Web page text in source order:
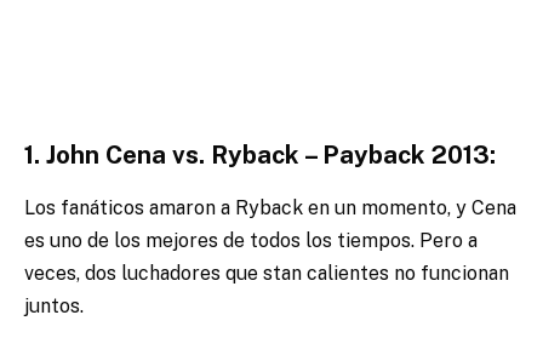
1. John Cena vs. Ryback – Payback 2013:
Los fanáticos amaron a Ryback en un momento, y Cena
es uno de los mejores de todos los tiempos. Pero a
veces, dos luchadores que stan calientes no funcionan
juntos.